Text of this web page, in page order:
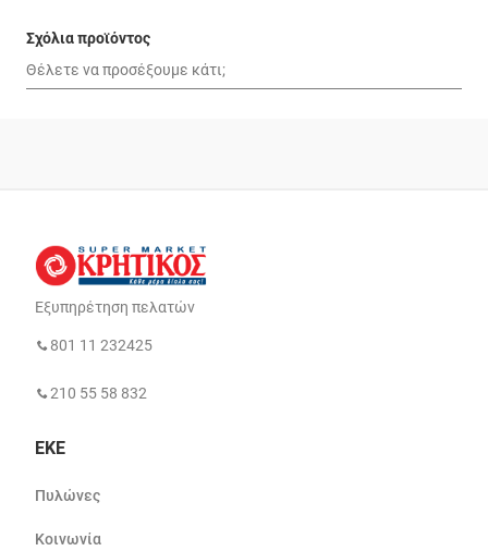
Σχόλια προϊόντος
Εξυπηρέτηση πελατών
801 11 232425
210 55 58 832
ΕΚΕ
Πυλώνες
Κοινωνία